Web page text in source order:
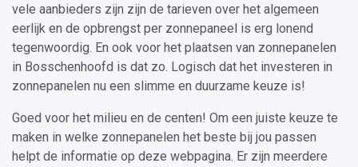
vele aanbieders zijn zijn de tarieven over het algemeen
eerlijk en de opbrengst per zonnepaneel is erg lonend
tegenwoordig. En ook voor het plaatsen van zonnepanelen
in Bosschenhoofd is dat zo. Logisch dat het investeren in
zonnepanelen nu een slimme en duurzame keuze is!
Goed voor het milieu en de centen! Om een juiste keuze te
maken in welke zonnepanelen het beste bij jou passen
helpt de informatie op deze webpagina. Er zijn meerdere